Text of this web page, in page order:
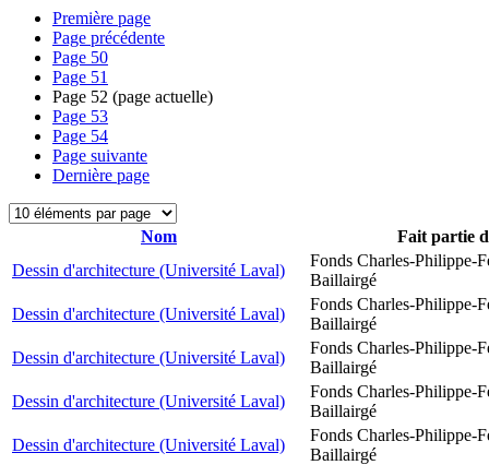
Première page
Page précédente
Page 50
Page 51
Page 52 (page actuelle)
Page 53
Page 54
Page suivante
Dernière page
Nom
Fait partie
Dessin d'architecture (Université Laval)
Fonds Charles-Philippe-
Baillairgé
Dessin d'architecture (Université Laval)
Fonds Charles-Philippe-
Baillairgé
Dessin d'architecture (Université Laval)
Fonds Charles-Philippe-
Baillairgé
Dessin d'architecture (Université Laval)
Fonds Charles-Philippe-
Baillairgé
Dessin d'architecture (Université Laval)
Fonds Charles-Philippe-
Baillairgé